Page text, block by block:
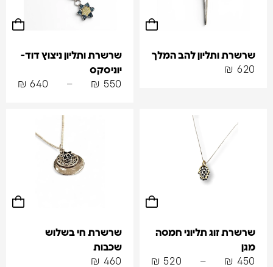
שרשרת ותליון להב המלך
₪ 620
שרשרת ותליון ניצוץ דוד-
יוניסקס
₪ 550
–
₪ 640
שרשרת זוג תליוני חמסה
מגן
₪ 450
–
₪ 520
שרשרת חי בשלוש
שכבות
₪ 460